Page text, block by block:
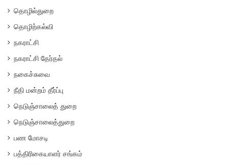
தொழில்துறை
தொழிற்கல்வி
நகராட்சி
நகராட்சி தேர்தல்
நகைச்சுவை
நீதி மன்றம் தீர்ப்பு
நெடுஞ்சாலைத் துறை
நெடுஞ்சாலைத்துறை
பண மோசடி
பத்திரிகையாளர் சங்கம்